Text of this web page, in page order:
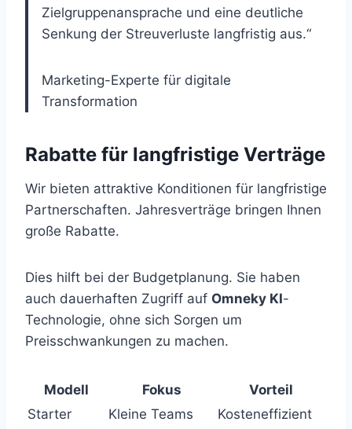
Zielgruppenansprache und eine deutliche
Senkung der Streuverluste langfristig aus.“
Marketing-Experte für digitale
Transformation
Rabatte für langfristige Verträge
Wir bieten attraktive Konditionen für langfristige
Partnerschaften. Jahresverträge bringen Ihnen
große Rabatte.
Dies hilft bei der Budgetplanung. Sie haben
auch dauerhaften Zugriff auf Omneky KI-
Technologie, ohne sich Sorgen um
Preisschwankungen zu machen.
Modell Fokus
Vorteil
Starter
Kleine Teams Kosteneffizient